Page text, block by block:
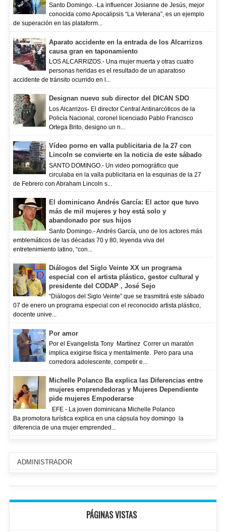
Santo Domingo. -La influencer Josianne de Jesús, mejor
conocida como Apocalipsis “La Veterana”, es un ejemplo
de superación en las plataform...
Aparato accidente en la entrada de los Alcarrizos
causa gran en taponamiento
LOS ALCARRIZOS.- Una mujer muerta y otras cuatro
personas heridas es el resultado de un aparatoso
accidente de tránsito ocurrido en l...
Designan nuevo sub director del DICAN SDO
Los Alcarrizos- El director Central Antinarcóticos de la
Policía Nacional, coronel licenciado Pablo Francisco
Ortega Brito, designo un n...
Vídeo porno en valla publicitaria de la 27 con
Lincoln se convierte en la noticia de este sábado
SANTO DOMINGO.- Un video pornográfico que
circulaba en la valla publicitaria en la esquinas de la 27
de Febrero con Abraham Lincoln s...
El dominicano Andrés García: El actor que tuvo
más de mil mujeres y hoy está solo y
abandonado por sus hijos
Santo Domingo.- Andrés García, uno de los actores más
emblemáticos de las décadas 70 y 80, leyenda viva del
entretenimiento latino, “con...
Diálogos del Siglo Veinte XX un programa
especial con el artista plástico, gestor cultural y
presidente del CODAP , José Sejo
“Diálogos del Siglo Veinte” que se trasmitirá este sábado
07 de enero un programa especial con el reconocido artista plástico,
docente unive...
Por amor
Por el Evangelista Tony Martínez Correr un maratón
implica exigirse física y mentalmente. Pero para una
corredora adolescente, competir e...
Michelle Polanco Ba explica las Diferencias entre
mujeres emprendedoras y Mujeres Dependiente
pide mujeres Empoderarse
EFE - La joven dominicana Michelle Polanco
Ba promotora turística explica en una cápsula hoy domingo la
diferencia de una mujer emprended...
ADMINISTRADOR
PÁGINAS VISTAS